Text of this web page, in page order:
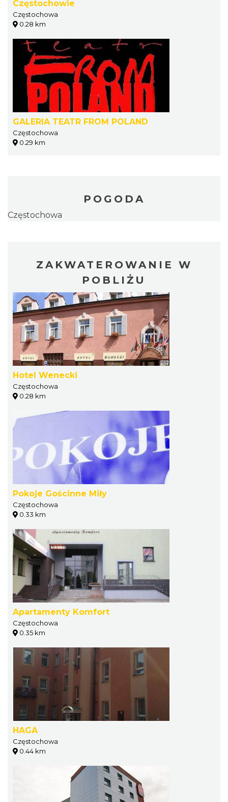
Częstochowie
Częstochowa
0.28 km
GALERIA TEATR FROM POLAND
Częstochowa
0.29 km
POGODA
Częstochowa
ZAKWATEROWANIE W
POBLIŻU
Hotel Wenecki
Częstochowa
0.28 km
Pokoje Gościnne Miły
Częstochowa
0.33 km
Apartamenty Komfort
Częstochowa
0.35 km
HAGA
Częstochowa
0.44 km